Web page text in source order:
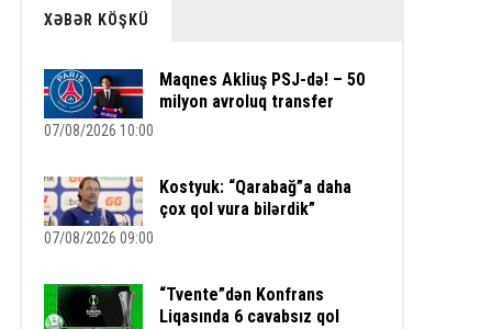
XƏBƏR KÖŞKÜ
Maqnes Akliuş PSJ-də! – 50
milyon avroluq transfer
07/08/2026 10:00
Kostyuk: “Qarabağ”a daha
çox qol vura bilərdik”
07/08/2026 09:00
“Tvente”dən Konfrans
Liqasında 6 cavabsız qol